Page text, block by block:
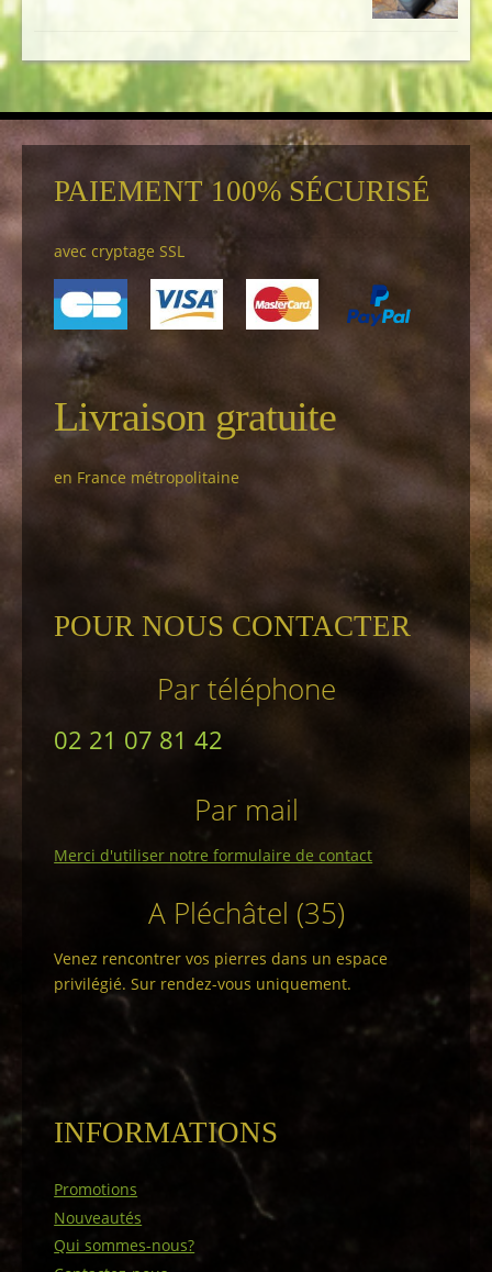
PAIEMENT 100% SÉCURISÉ
avec cryptage SSL
Livraison gratuite
en France métropolitaine
POUR NOUS CONTACTER
Par téléphone
02 21 07 81 42
Par mail
Merci d'utiliser notre formulaire de contact
A Pléchâtel (35)
Venez rencontrer vos pierres dans un espace
privilégié. Sur rendez-vous uniquement.
INFORMATIONS
Promotions
Nouveautés
Qui sommes-nous?